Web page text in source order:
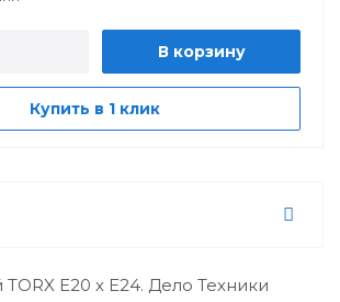
В корзину
Купить в 1 клик
Е20 х Е24. Дело Техники